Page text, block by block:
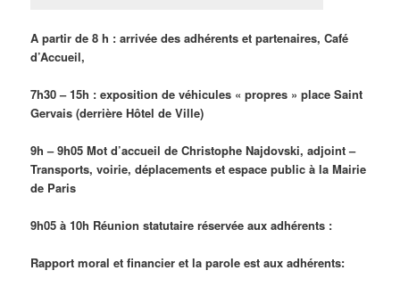
A partir de 8 h :arrivée des adhérents et partenaires, Café
d’Accueil,
7h30 – 15h : exposition de véhicules « propres » place Saint
Gervais (derrière Hôtel de Ville)
9h – 9h05 Mot d’accueil deChristophe Najdovski, adjoint –
Transports, voirie, déplacements et espace public à la Mairie
de Paris
9h05 à 10h Réunion statutaire réservée aux adhérents :
Rapport moral et financier etla parole est aux adhérents: